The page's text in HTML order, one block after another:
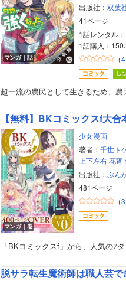
マンガ｜話
出版社： 双葉
41ページ
1話レンタル
1話購入：150
（4
超一流の農民として生きるため、
【無料】BKコミックスf大合
マンガ｜巻
少女漫画
著者： 千世ト
上下左右 花宵
出版社： ぶん
481ページ
（3
「BKコミックスf」から、人気の7
脱サラ転生魔術師は職人芸